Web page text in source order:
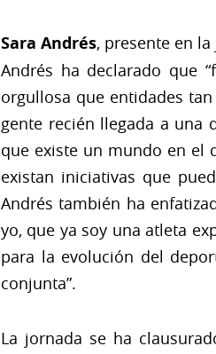
Sara Andrés, presente en
Andrés ha declarado que
orgullosa que entidades
gente recién llegada a una
que existe un mundo en el
existan iniciativas que
Andrés también ha
yo, que ya soy una atleta
para la evolución del
conjunta”.
La jornada se ha